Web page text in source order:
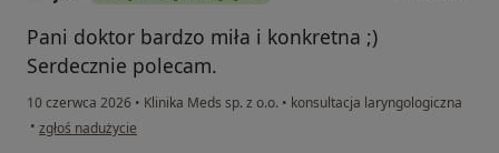
Pani doktor bardzo miła i konkretna ;)
Serdecznie polecam.
10 czerwca 2026 • Klinika Meds sp. z o.o. • konsultacja laryngologiczna
• w opinii użytkownika J.P.
zgłoś nadużycie